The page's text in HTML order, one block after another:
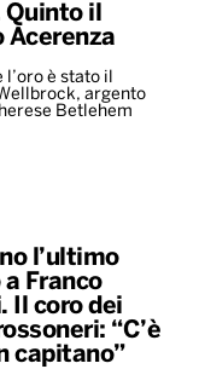
il
Acerenza
l’oro è stato il
argento
Betlehem
l’ultimo
Franco
Il coro dei
“C’è
capitano”